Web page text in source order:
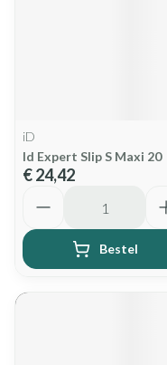
iD
Id Expert Slip S Maxi 20
€ 24,42
Bestel